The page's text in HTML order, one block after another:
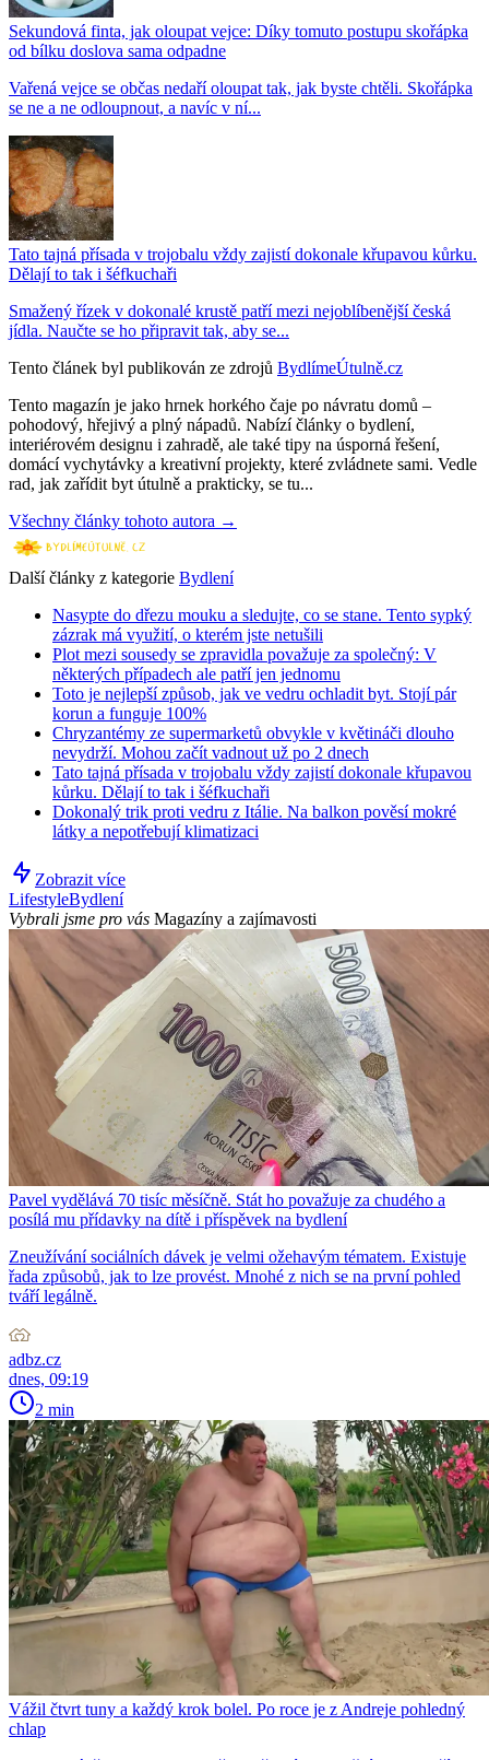
Sekundová finta, jak oloupat vejce: Díky tomuto postupu skořápka
od bílku doslova sama odpadne
Vařená vejce se občas nedaří oloupat tak, jak byste chtěli. Skořápka
se ne a ne odloupnout, a navíc v ní...
Tato tajná přísada v trojobalu vždy zajistí dokonale křupavou kůrku.
Dělají to tak i šéfkuchaři
Smažený řízek v dokonalé krustě patří mezi nejoblíbenější česká
jídla. Naučte se ho připravit tak, aby se...
Tento článek byl publikován ze zdrojů BydlímeÚtulně.cz
Tento magazín je jako hrnek horkého čaje po návratu domů –
pohodový, hřejivý a plný nápadů. Nabízí články o bydlení,
interiérovém designu i zahradě, ale také tipy na úsporná řešení,
domácí vychytávky a kreativní projekty, které zvládnete sami. Vedle
rad, jak zařídit byt útulně a prakticky, se tu...
Všechny články tohoto autora →
Další články z kategorie Bydlení
Nasypte do dřezu mouku a sledujte, co se stane. Tento sypký
zázrak má využití, o kterém jste netušili
Plot mezi sousedy se zpravidla považuje za společný: V
některých případech ale patří jen jednomu
Toto je nejlepší způsob, jak ve vedru ochladit byt. Stojí pár
korun a funguje 100%
Chryzantémy ze supermarketů obvykle v květináči dlouho
nevydrží. Mohou začít vadnout už po 2 dnech
Tato tajná přísada v trojobalu vždy zajistí dokonale křupavou
kůrku. Dělají to tak i šéfkuchaři
Dokonalý trik proti vedru z Itálie. Na balkon pověsí mokré
látky a nepotřebují klimatizaci
Zobrazit více
LifestyleBydlení
Vybrali jsme pro vás Magazíny a zajímavosti
Pavel vydělává 70 tisíc měsíčně. Stát ho považuje za chudého a
posílá mu přídavky na dítě i příspěvek na bydlení
Zneužívání sociálních dávek je velmi ožehavým tématem. Existuje
řada způsobů, jak to lze provést. Mnohé z nich se na první pohled
tváří legálně.
adbz.cz
dnes, 09:19
2 min
Vážil čtvrt tuny a každý krok bolel. Po roce je z Andreje pohledný
chlap